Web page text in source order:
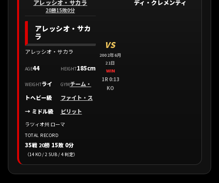
アレッシオ・サカラ
20勝15敗0分
アレッシオ・サカ
ラ
アレッシオ・サカラ
AGE44 HEIGHT185cm
WEIGHTライ
トヘビー級
→ ミドル級
GYMチーム・
ファイト・ス
ピリット
ラツィオ州 ローマ
TOTAL RECORD
35戦 20勝 15敗 0分
（14 KO / 2 SUB / 4 判定）
VS
2002年6月
21日
WIN
1R 0:13
KO
ディ・クレメンティ